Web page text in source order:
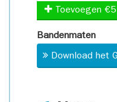
Toevoegen €5
Bandenmaten
Download het